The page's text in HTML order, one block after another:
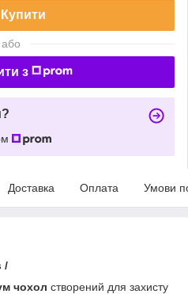
Купити
або
з
Доставка Оплата Умови
/
чохол створений для захисту